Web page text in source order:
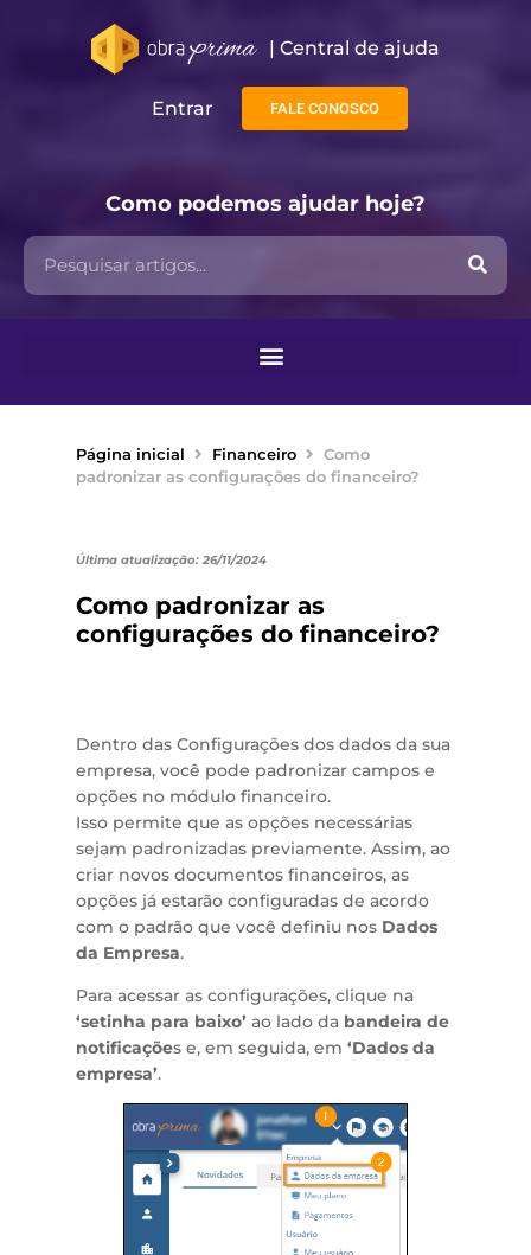
| Central de ajuda​
Entrar FALE CONOSCO
Como podemos ajudar hoje?
Página inicial Financeiro
Como
padronizar as configurações do financeiro?
Última atualização: 26/11/2024
Como padronizar as
configurações do financeiro?
Dentro das Configurações dos dados da sua
empresa, você pode padronizar campos e
opções no módulo financeiro.
Isso permite que as opções necessárias
sejam padronizadas previamente. Assim, ao
criar novos documentos financeiros, as
opções já estarão configuradas de acordo
com o padrão que você definiu nos Dados
da Empresa.
Para acessar as configurações, clique na
‘setinha para baixo’ ao lado da bandeira de
notificações e, em seguida, em ‘Dados da
empresa’.